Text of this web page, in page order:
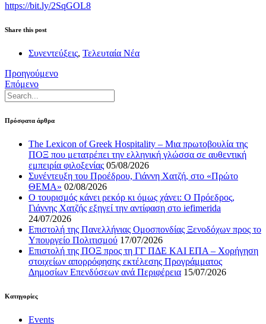
https://bit.ly/2SqGOL8
Share this post
Συνεντεύξεις, Τελευταία Νέα
Προηγούμενο
Επόμενο
Πρόσφατα άρθρα
The Lexicon of Greek Hospitality – Μια πρωτοβουλία της
ΠΟΞ που μετατρέπει την ελληνική γλώσσα σε αυθεντική
εμπειρία φιλοξενίας 05/08/2026
Συνέντευξη του Προέδρου, Γιάννη Χατζή, στο «Πρώτο
ΘΕΜΑ» 02/08/2026
Ο τουρισμός κάνει ρεκόρ κι όμως χάνει: Ο Πρόεδρος,
Γιάννης Χατζής εξηγεί την αντίφαση στο iefimerida
24/07/2026
Επιστολή της Πανελλήνιας Ομοσπονδίας Ξενοδόχων προς το
Υπουργείο Πολιτισμού 17/07/2026
Επιστολή της ΠΟΞ προς τη ΓΓ ΠΔΕ ΚΑΙ ΕΠΑ – Χορήγηση
στοιχείων απορρόφησης εκτέλεσης Προγράμματος
Δημοσίων Επενδύσεων ανά Περιφέρεια 15/07/2026
Kατηγορίες
Events